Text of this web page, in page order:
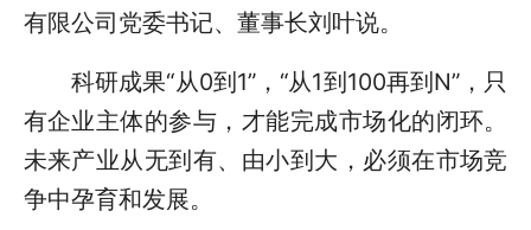
有限公司党委书记、董事长刘叶说。
科研成果“从0到1”，“从1到100再到N”，只
有企业主体的参与，才能完成市场化的闭环。
未来产业从无到有、由小到大，必须在市场竞
争中孕育和发展。